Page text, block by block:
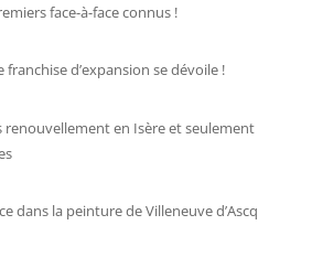
face-à-face connus !
franchise d’expansion se dévoile !
renouvellement en Isère et seulement
dans la peinture de Villeneuve d’Ascq